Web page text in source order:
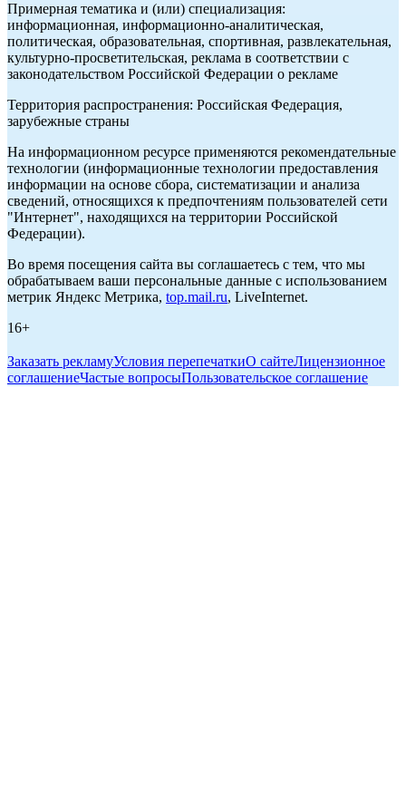
Примерная тематика и (или) специализация:
информационная, информационно-аналитическая,
политическая, образовательная, спортивная, развлекательная,
культурно-просветительская, реклама в соответствии с
законодательством Российской Федерации о рекламе
Территория распространения: Российская Федерация,
зарубежные страны
На информационном ресурсе применяются рекомендательные
технологии (информационные технологии предоставления
информации на основе сбора, систематизации и анализа
сведений, относящихся к предпочтениям пользователей сети
"Интернет", находящихся на территории Российской
Федерации).
Во время посещения сайта вы соглашаетесь с тем, что мы
обрабатываем ваши персональные данные с использованием
метрик Яндекс Метрика, top.mail.ru, LiveInternet.
16+
Заказать рекламуУсловия перепечаткиО сайтеЛицензионное
соглашениеЧастые вопросыПользовательское соглашение